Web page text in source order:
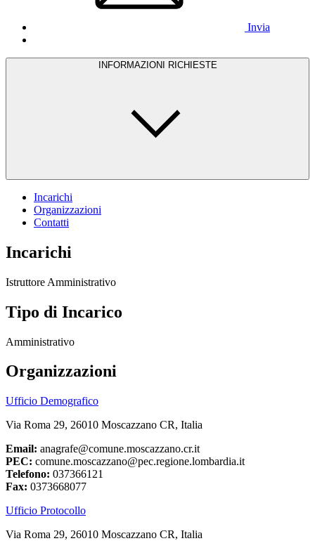
Invia
INFORMAZIONI RICHIESTE
Incarichi
Organizzazioni
Contatti
Incarichi
Istruttore Amministrativo
Tipo di Incarico
Amministrativo
Organizzazioni
Ufficio Demografico
Via Roma 29, 26010 Moscazzano CR, Italia
Email: anagrafe@comune.moscazzano.cr.it
PEC: comune.moscazzano@pec.regione.lombardia.it
Telefono: 037366121
Fax: 0373668077
Ufficio Protocollo
Via Roma 29, 26010 Moscazzano CR, Italia